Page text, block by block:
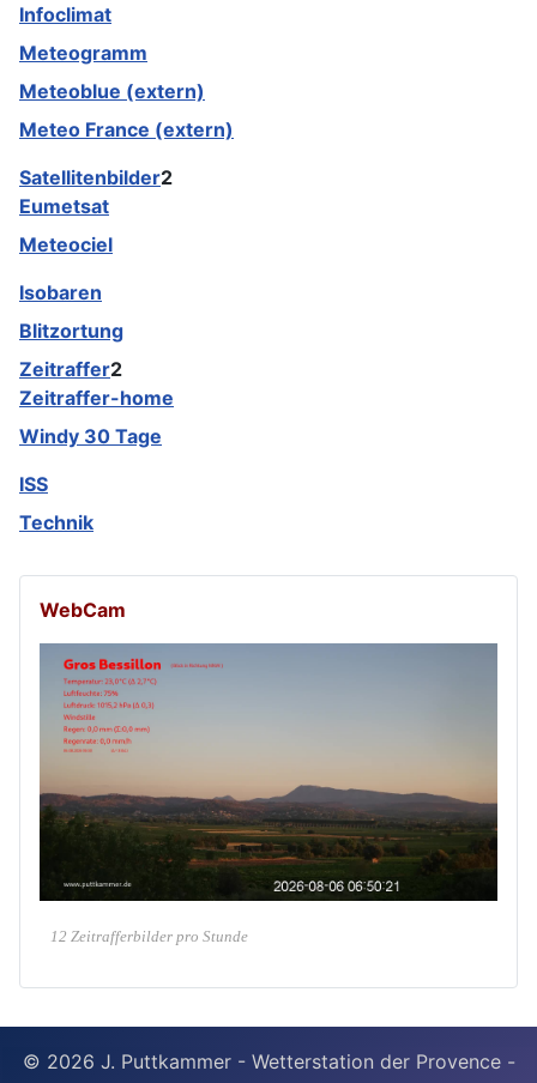
Infoclimat
Meteogramm
Meteoblue (extern)
Meteo France (extern)
Satellitenbilder2
Eumetsat
Meteociel
Isobaren
Blitzortung
Zeitraffer2
Zeitraffer-home
Windy 30 Tage
ISS
Technik
WebCam
12 Zeitrafferbilder pro Stunde
© 2026 J. Puttkammer - Wetterstation der Provence -